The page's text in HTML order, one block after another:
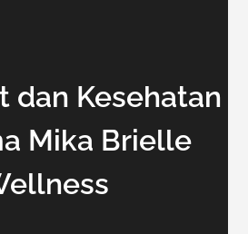
dan Kesehatan
Mika Brielle